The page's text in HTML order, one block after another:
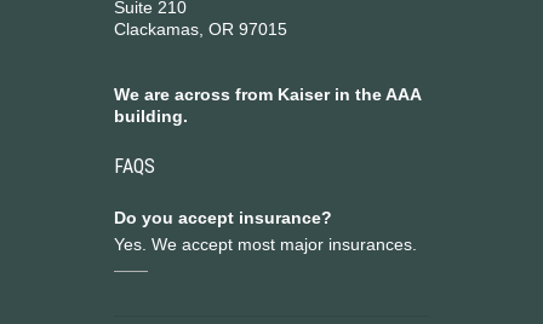
Suite 210
Clackamas, OR 97015
We are across from Kaiser in the AAA
building.
FAQS
Do you accept insurance?
Yes. We accept most major insurances.